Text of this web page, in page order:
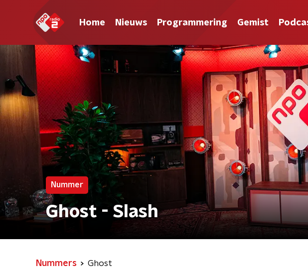
Home Nieuws Programmering Gemist
Nummer
Ghost - Slash
Nummers Ghost